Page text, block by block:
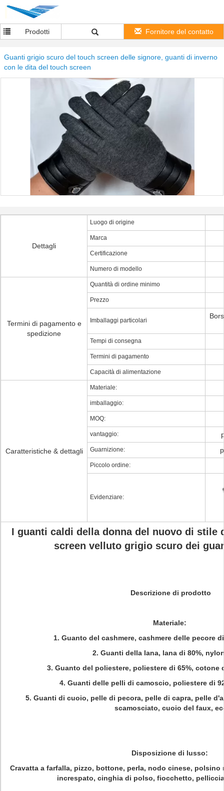
Prodotti Fornitore del contatto
Guanti grigio scuro del touch screen delle signore, guanti di inverno
con le dita del touch screen
Dettagli
Luogo di origine
Marca
Certificazione
Numero di modello
Termini di pagamento e
spedizione
Quantità di ordine minimo
Prezzo
Imballaggi particolari
Tempi di consegna
Termini di pagamento
Capacità di alimentazione
Caratteristiche & dettagli
Materiale:
imballaggio:
MOQ:
vantaggio:
Guarnizione:
Piccolo ordine:
Evidenziare:
I guanti caldi della donna del nuovo di stile
screen velluto grigio scuro dei
Descrizione di prodotto
Materiale:
1. Guanto del cashmere, cashmere delle pecore
2. Guanti della lana, lana di 80%,
3. Guanto del poliestere, poliestere di 65%, cotone
4. Guanti delle pelli di camoscio, poliestere di
5. Guanti di cuoio, pelle di pecora, pelle di capra, pelle
scamosciato, cuoio del faux,
Disposizione di lusso:
Cravatta a farfalla, pizzo, bottone, perla, nodo cinese,
increspato, cinghia di polso, fiocchetto,